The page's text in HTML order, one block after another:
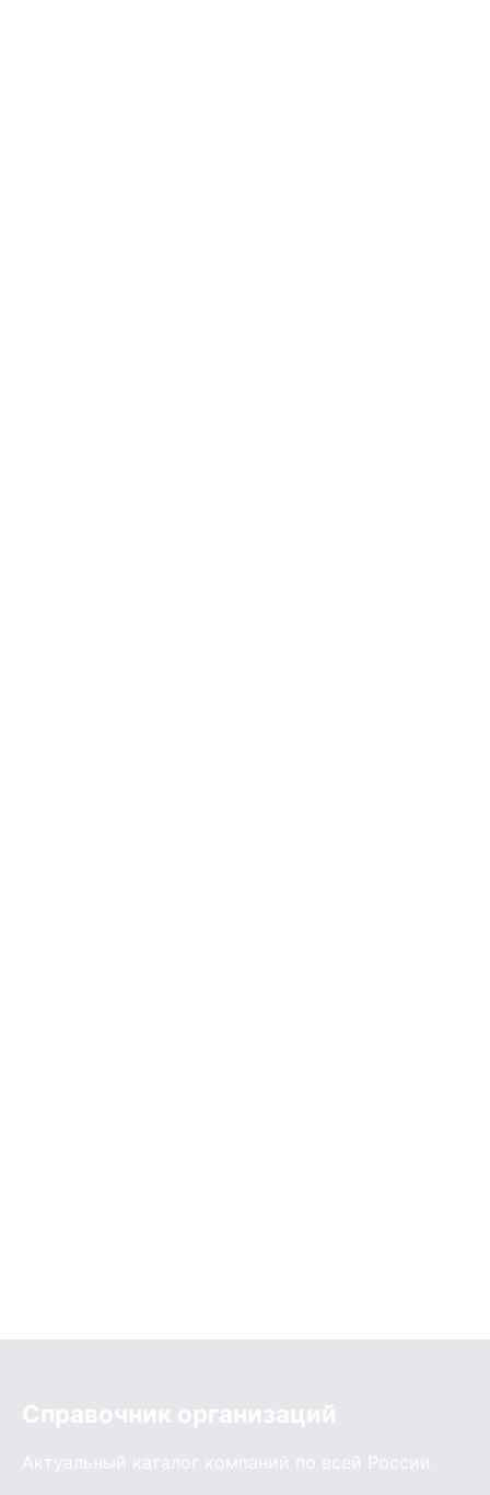
Справочник организаций
Актуальный каталог компаний по всей России